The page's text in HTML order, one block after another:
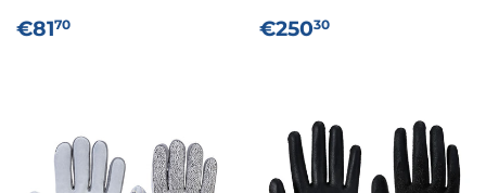
PREZZO
€8170 PREZZO
€25030